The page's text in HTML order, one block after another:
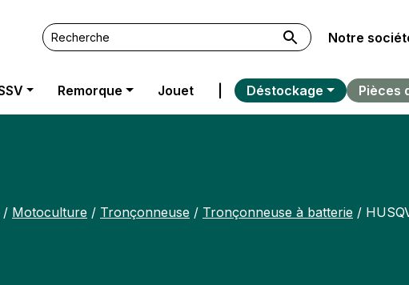
Notre
Remorque Jouet Déstockage Pièces
/ Motoculture / Tronçonneuse / Tronçonneuse à batterie /